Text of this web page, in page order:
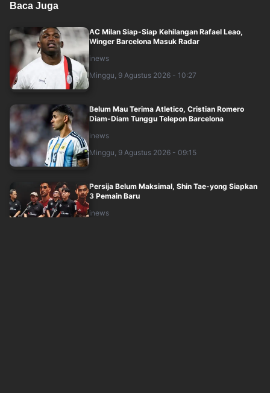
Baca Juga
AC Milan Siap-Siap Kehilangan Rafael Leao,
Winger Barcelona Masuk Radar
inews
Minggu, 9 Agustus 2026 - 10:27
Belum Mau Terima Atletico, Cristian Romero
Diam-Diam Tunggu Telepon Barcelona
inews
Minggu, 9 Agustus 2026 - 09:15
Persija Belum Maksimal, Shin Tae-yong Siapkan
3 Pemain Baru
inews